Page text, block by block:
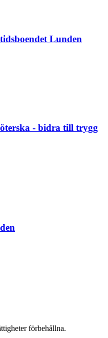
Lunden
- bidra till trygg
förbehållna.